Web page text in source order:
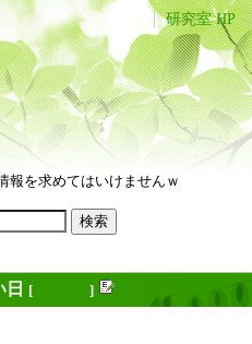
研究室 HP
報を求めてはいけませんｗ
日 [ ]